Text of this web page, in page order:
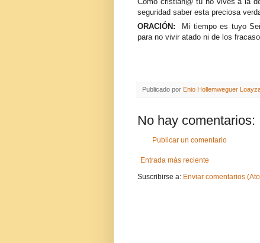
seguridad saber esta preciosa
ORACIÓN: Mi tiempo es tuyo
para no vivir atado ni de los
Publicado por Enio Hollemweguer
No hay comentarios:
Publicar un comentario
Entrada más reciente
Suscribirse a: Enviar comentarios